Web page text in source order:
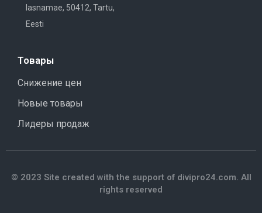
lasnamae, 50412, Tartu,
Eesti
Товары
Снижение цен
Новые товары
Лидеры продаж
© 2023 Site created with the support of divipro24.com. All
rights reserved